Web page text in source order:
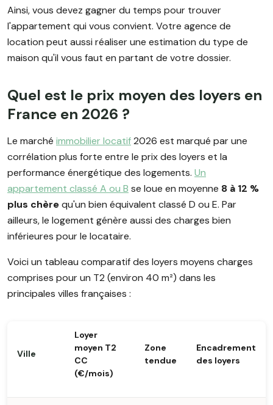
Ainsi, vous devez gagner du temps pour trouver
l'appartement qui vous convient. Votre agence de
location peut aussi réaliser une estimation du type de
maison qu'il vous faut en partant de votre dossier.
Quel est le prix moyen des loyers en
France en 2026 ?
Le marché immobilier locatif2026 est marqué par une
corrélation plus forte entre le prix des loyers et la
performance énergétique des logements. Un
appartement classé A ou B se loue en moyenne 8 à 12 %
plus chèrequ'un bien équivalent classé D ou E. Par
ailleurs, le logement génère aussi des charges bien
inférieures pour le locataire.
Voici un tableau comparatif des loyers moyens charges
comprises pour un T2 (environ 40 m²) dans les
principales villes françaises :
Ville
Loyer
moyen T2
CC
(€/mois)
Zone
tendue
Encadrement
des loyers